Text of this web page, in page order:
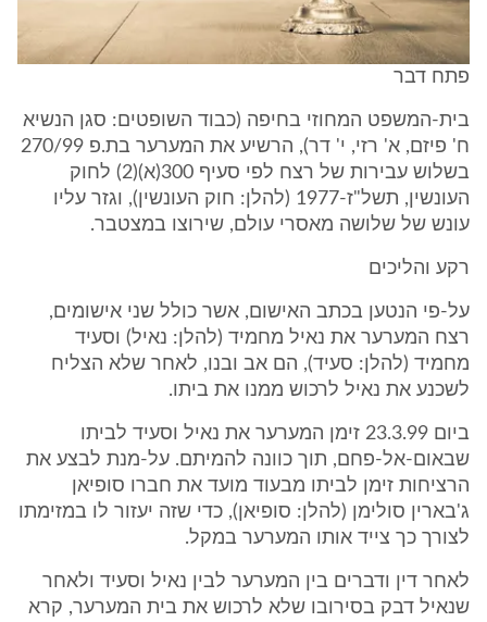
פתח דבר
בית-המשפט המחוזי בחיפה (כבוד השופטים: סגן הנשיא
ח' פיזם, א' רזי, י' דר), הרשיע את המערער בת.פ 270/99
בשלוש עבירות של רצח לפי סעיף 300(א)(2) לחוק
העונשין, תשל"ז-1977 (להלן: חוק העונשין), וגזר עליו
עונש של שלושה מאסרי עולם, שירוצו במצטבר.
רקע והליכים
על-פי הנטען בכתב האישום, אשר כולל שני אישומים,
רצח המערער את נאיל מחמיד (להלן: נאיל) וסעיד
מחמיד (להלן: סעיד), הם אב ובנו, לאחר שלא הצליח
לשכנע את נאיל לרכוש ממנו את ביתו.
ביום 23.3.99 זימן המערער את נאיל וסעיד לביתו
שבאום-אל-פחם, תוך כוונה להמיתם. על-מנת לבצע את
הרציחות זימן לביתו מבעוד מועד את חברו סופיאן
ג'בארין סולימן (להלן: סופיאן), כדי שזה יעזור לו במזימתו
לצורך כך צייד אותו המערער במקל.
לאחר דין ודברים בין המערער לבין נאיל וסעיד ולאחר
שנאיל דבק בסירובו שלא לרכוש את בית המערער, קרא